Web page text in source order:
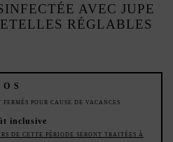
AVEC JUPE
RÉGLABLES
POUR CAUSE DE VACANCES
inclusive
DE CETTE PÉRIODE SERONT TRAITÉES À